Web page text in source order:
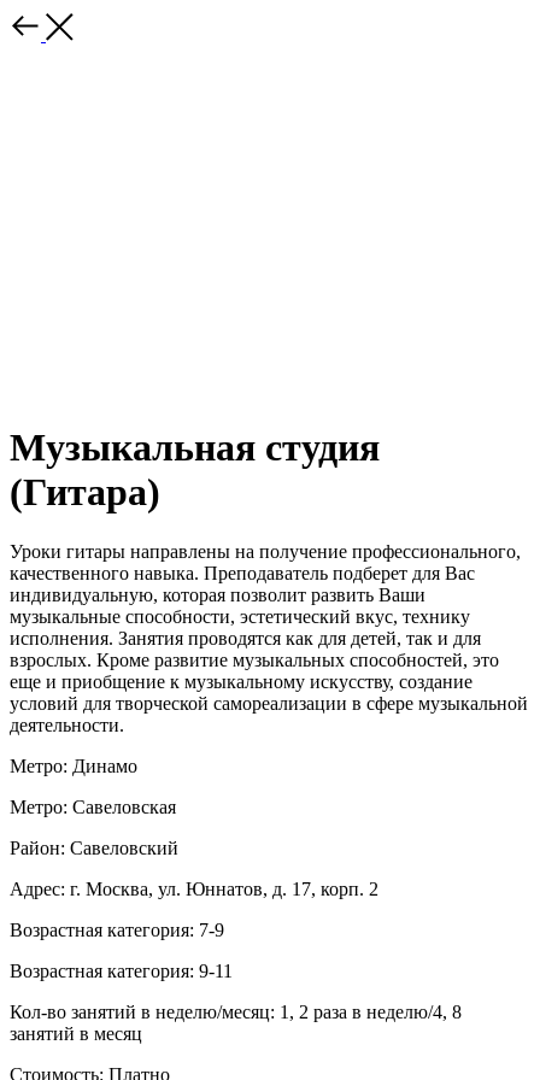
Музыкальная студия
(Гитара)
Уроки гитары направлены на получение профессионального,
качественного навыка. Преподаватель подберет для Вас
индивидуальную, которая позволит развить Ваши
музыкальные способности, эстетический вкус, технику
исполнения. Занятия проводятся как для детей, так и для
взрослых. Кроме развитие музыкальных способностей, это
еще и приобщение к музыкальному искусству, создание
условий для творческой самореализации в сфере музыкальной
деятельности.
Метро: Динамо
Метро: Савеловская
Район: Савеловский
Адрес: г. Москва, ул. Юннатов, д. 17, корп. 2
Возрастная категория: 7-9
Возрастная категория: 9-11
Кол-во занятий в неделю/месяц: 1, 2 раза в неделю/4, 8
занятий в месяц
Стоимость: Платно